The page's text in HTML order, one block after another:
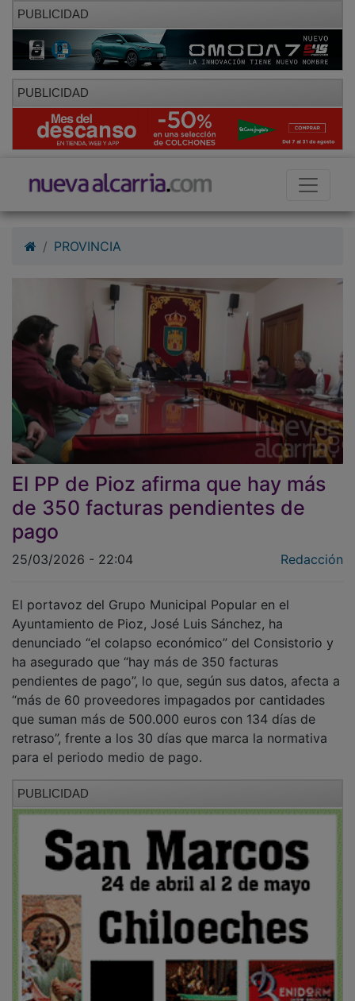
PUBLICIDAD
PUBLICIDAD
El PP de Pioz afirma que hay más
de 350 facturas pendientes de
pago
25/03/2026 - 22:04
Ayuntamiento de Pioz, José Luis Sánchez, ha
denunciado “el colapso económico” del Consistorio y
ha asegurado que “hay más de 350 facturas
pendientes de pago”, lo que, según sus datos, afecta a
“más de 60 proveedores impagados por cantidades
que suman más de 500.000 euros con 134 días de
retraso”, frente a los 30 días que marca la normativa
para el periodo medio de pago.